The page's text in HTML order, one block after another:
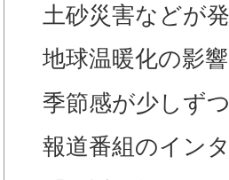
土砂災害などが
地球温暖化の影
季節感が少しず
報道番組のイン